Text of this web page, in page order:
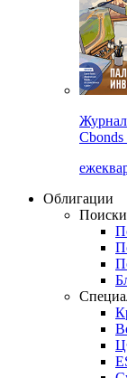
Cbonds
Облигации
Поиски